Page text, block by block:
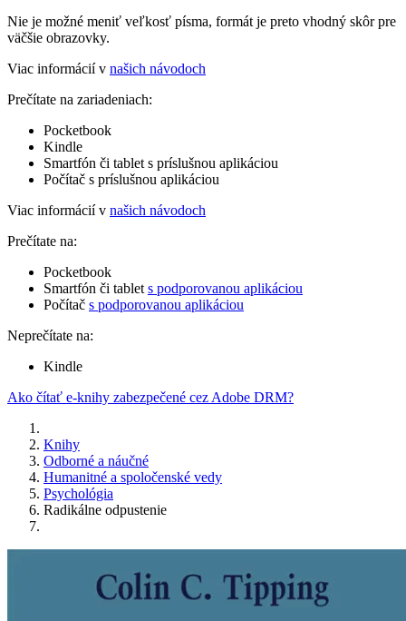
Nie je možné meniť veľkosť písma, formát je preto vhodný skôr pre
väčšie obrazovky.
Viac informácií v našich návodoch
Prečítate na zariadeniach:
Pocketbook
Kindle
Smartfón či tablet s príslušnou aplikáciou
Počítač s príslušnou aplikáciou
Viac informácií v našich návodoch
Prečítate na:
Pocketbook
Smartfón či tablet s podporovanou aplikáciou
Počítač s podporovanou aplikáciou
Neprečítate na:
Kindle
Ako čítať e-knihy zabezpečené cez Adobe DRM?
Knihy
Odborné a náučné
Humanitné a spoločenské vedy
Psychológia
Radikálne odpustenie